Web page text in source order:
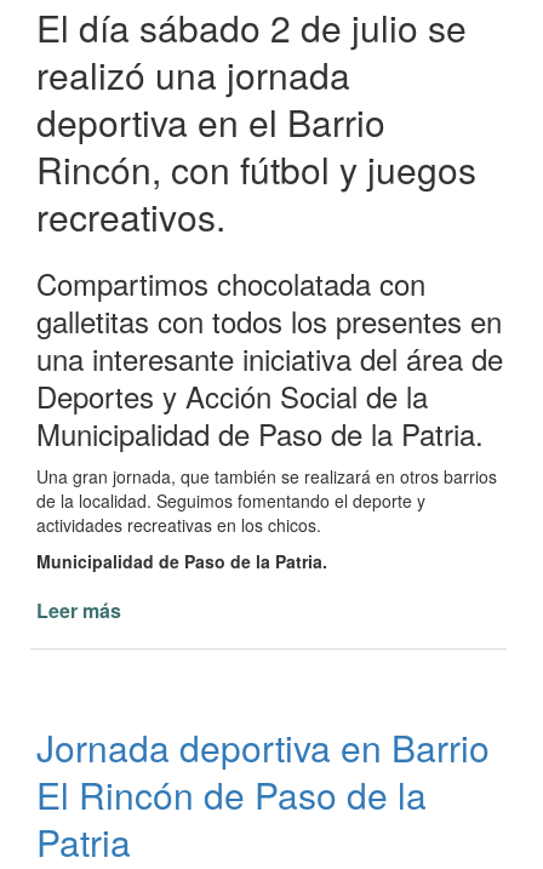
Patria
El día sábado 2 de julio se
realizó una jornada
deportiva en el Barrio
Rincón, con fútbol y juegos
recreativos.
Compartimos chocolatada con
galletitas con todos los presentes en
una interesante iniciativa del área de
Deportes y Acción Social de la
Municipalidad de Paso de la Patria.
Una gran jornada, que también se realizará en otros barrios
de la localidad. Seguimos fomentando el deporte y
actividades recreativas en los chicos.
Municipalidad de Paso de la Patria.
Leer más
Rincón
de
Paso
la
Jornada deportiva en Barrio
El Rincón de Paso de la
Patria